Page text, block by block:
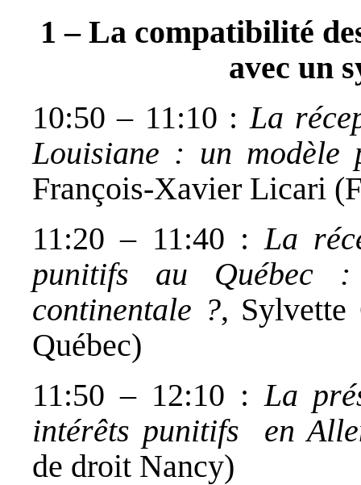
1 – La compatibilité
avec un
10:50 – 11:10 : La
Louisiane : un modèle
François-Xavier Licari
11:20 – 11:40 :La
punitifs au Québec
continentale ?, Sylvette
Québec)
11:50 – 12:10 : La
intérêts punitifs en
de droit Nancy)